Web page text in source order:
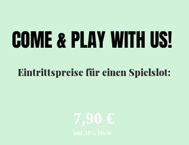
COME & PLAY WITH US!
COME & PLAY WITH US!
Eintrittspreise für einen Spielslot:
inkl. 19% MwSt
7,90 €